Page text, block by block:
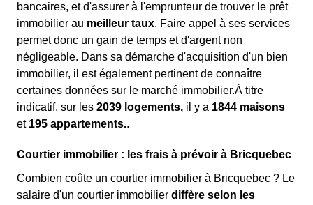
bancaires, et d'assurer à l'emprunteur de trouver le prêt
immobilier au meilleur taux. Faire appel à ses services
permet donc un gain de temps et d'argent non
négligeable. Dans sa démarche d'acquisition d'un bien
immobilier, il est également pertinent de connaître
certaines données sur le marché immobilier.À titre
indicatif, sur les 2039 logements, il y a 1844 maisons
et 195 appartements..
Courtier immobilier : les frais à prévoir à Bricquebec
Combien coûte un courtier immobilier à Bricquebec ? Le
salaire d'un courtier immobilier diffère selon les